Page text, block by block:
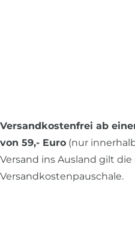
Versandkostenfrei ab
von 59,- Euro (nur
Versand ins Ausland gilt die
Versandkostenpauschale.